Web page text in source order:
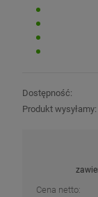
Dostępność:
Produkt wysyłamy:
Cena netto: